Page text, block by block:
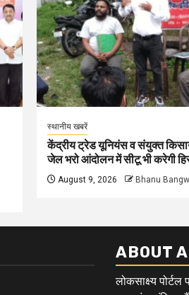
स्थानीय खबरें
केंद्रीय ट्रेड यूनियंस व संयुक्त
जेल भरो आंदोलन में सीटू भी करेगी
August 9, 2026 Bhanu
ABOUT
लोकसाक्ष्य